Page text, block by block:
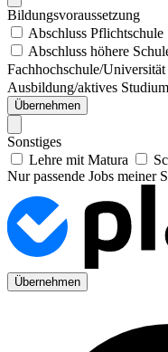
Bildungsvoraussetzung
Abschluss Pflichtschule
Abschluss höhere
Fachhochschule/Universität
Ausbildung/aktives Studium
Übernehmen
Sonstiges
Lehre mit Matura
Nur passende Jobs meiner
Übernehmen